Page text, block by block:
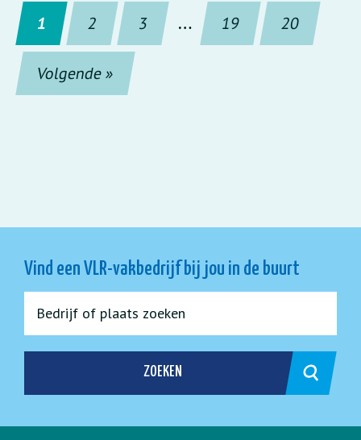
1 2 3 … 19 20
Volgende »
Vind een VLR-vakbedrijf bij jou in de buurt
ZOEKEN